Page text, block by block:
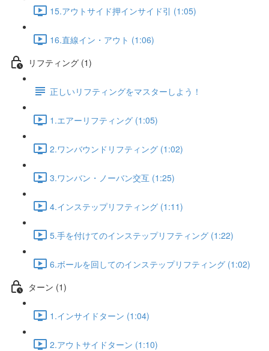
15.アウトサイド押インサイド引 (1:05)
16.直線イン・アウト (1:06)
リフティング (1)
正しいリフティングをマスターしよう！
1.エアーリフティング (1:05)
2.ワンバウンドリフティング (1:02)
3.ワンバン・ノーバン交互 (1:25)
4.インステップリフティング (1:11)
5.手を付けてのインステップリフティング (1:22)
6.ボールを回してのインステップリフティング (1:02)
ターン (1)
1.インサイドターン (1:04)
2.アウトサイドターン (1:10)